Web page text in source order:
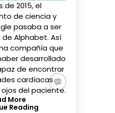
de 2015, el
de ciencia y
pasaba a ser
Alphabet. Así
compañía que
desarrollado
de encontrar
cardíacas
del paciente.
More
Reading